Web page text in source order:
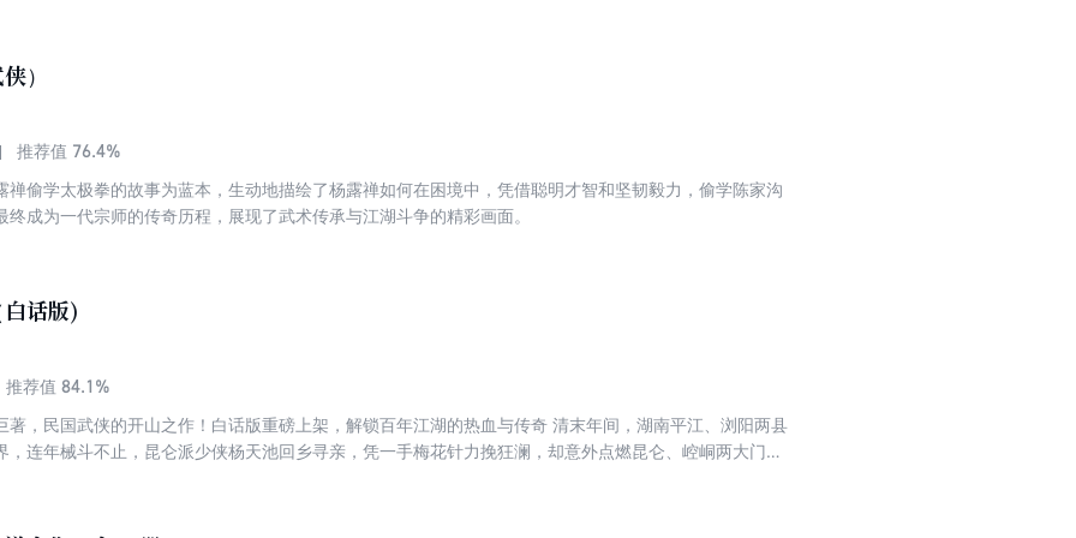
）
推荐值 76.4%
禅偷学太极拳的故事为蓝本，生动地描绘了杨露禅如何在困境中，凭借聪明才智和坚韧毅力，偷学陈家沟
终成为一代宗师的传奇历程，展现了武术传承与江湖斗争的精彩画面。
话版)
推荐值 84.1%
著，民国武侠的开山之作！白话版重磅上架，解锁百年江湖的热血与传奇 清末年间，湖南平江、浏阳两县
，连年械斗不止，昆仑派少侠杨天池回乡寻亲，凭一手梅花针力挽狂澜，却意外点燃昆仑、崆峒两大门派